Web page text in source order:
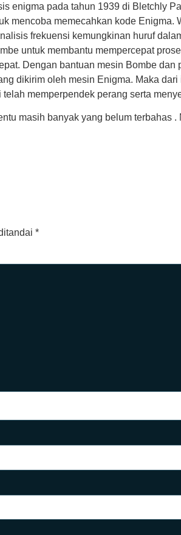
enigma pada tahun 1939 di Bletchly
mencoba memecahkan kode Enigma.
frekuensi kemungkinan huruf
untuk membantu mempercepat
Dengan bantuan mesin Bombe dan
dikirim oleh mesin Enigma. Maka
memperpendek perang serta
masih banyak yang belum terbahas
*